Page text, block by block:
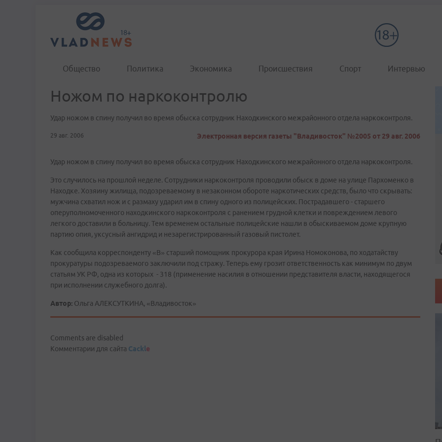
Общество Политика Экономика Происшествия Спорт Интервью
Ножом по наркоконтролю
Удар ножом в спину получил во время обыска сотрудник Находкинского межрайонного отдела наркоконтроля.
29 авг. 2006 Электронная версия газеты "Владивосток" №2005 от 29 авг. 2006
Удар ножом в спину получил во время обыска сотрудник Находкинского межрайонного отдела наркоконтроля.
Это случилось на прошлой неделе. Сотрудники наркоконтроля проводили обыск в доме на улице Пархоменко в
Находке. Хозяину жилища, подозреваемому в незаконном обороте наркотических средств, было что скрывать:
мужчина схватил нож и с размаху ударил им в спину одного из полицейских. Пострадавшего - старшего
оперуполномоченного находкинского наркоконтроля с ранением грудной клетки и повреждением левого
легкого доставили в больницу. Тем временем остальные полицейские нашли в обыскиваемом доме крупную
партию опия, уксусный ангидрид и незарегистрированный газовый пистолет.
Как сообщила корреспонденту «В» старший помощник прокурора края Ирина Номоконова, по ходатайству
прокуратуры подозреваемого заключили под стражу. Теперь ему грозит ответственность как минимум по двум
статьям УК РФ, одна из которых - 318 (применение насилия в отношении представителя власти, находящегося
при исполнении служебного долга).
Автор: Ольга АЛЕКСУТКИНА, «Владивосток»
Comments are disabled
Комментарии для сайта Cackle